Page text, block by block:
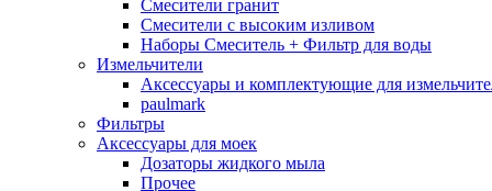
Смесители гранит
Смесители с высоким изливом
Наборы Смеситель + Фильтр для воды
Измельчители
Аксессуары и комплектующие для
paulmark
Фильтры
Аксессуары для моек
Дозаторы жидкого мыла
Прочее